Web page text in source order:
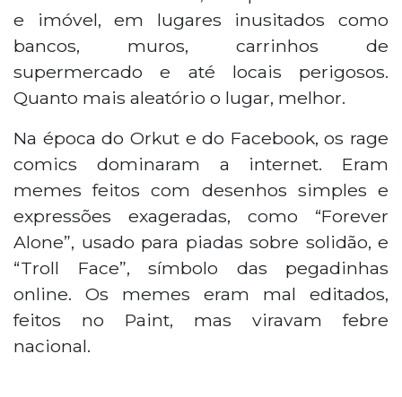
e imóvel, em lugares inusitados como
bancos, muros, carrinhos de
supermercado e até locais perigosos.
Quanto mais aleatório o lugar, melhor.
Na época do Orkut e do Facebook, os rage
comics dominaram a internet. Eram
memes feitos com desenhos simples e
expressões exageradas, como “Forever
Alone”, usado para piadas sobre solidão, e
“Troll Face”, símbolo das pegadinhas
online. Os memes eram mal editados,
feitos no Paint, mas viravam febre
nacional.